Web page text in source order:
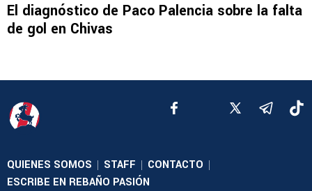
El diagnóstico de Paco Palencia sobre la falta
de gol en Chivas
QUIENES SOMOS | STAFF | CONTACTO |
ESCRIBE EN REBAÑO PASIÓN